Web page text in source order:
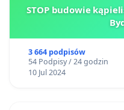
STOP budowie
3 664 podpisów
54 Podpisy / 24 godzin
10 Jul 2024